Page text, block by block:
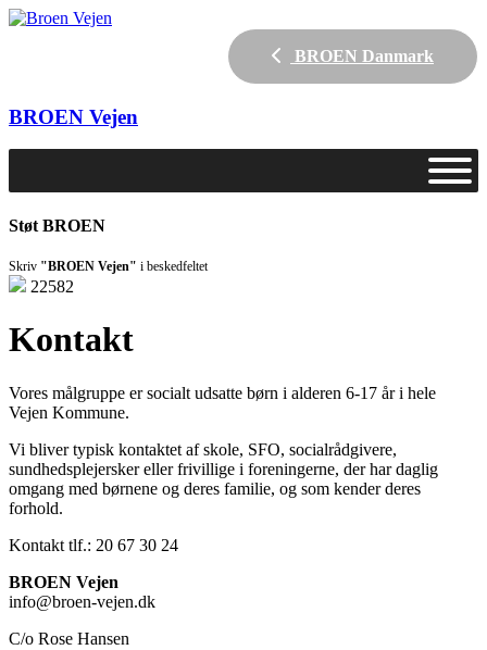
BROEN Danmark
BROEN Vejen
Støt BROEN
Skriv "BROEN Vejen" i beskedfeltet
22582
Kontakt
Vores målgruppe er socialt udsatte børn i alderen 6-17 år i hele
Vejen Kommune.
Vi bliver typisk kontaktet af skole, SFO, socialrådgivere,
sundhedsplejersker eller frivillige i foreningerne, der har daglig
omgang med børnene og deres familie, og som kender deres
forhold.
Kontakt tlf.: 20 67 30 24
BROEN Vejen
info@broen-vejen.dk
C/o Rose Hansen